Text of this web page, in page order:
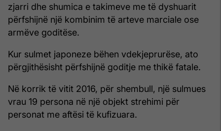
zjarri dhe shumica e takimeve me të dyshuarit
përfshijnë një kombinim të arteve marciale ose
armëve goditëse.
Kur sulmet japoneze bëhen vdekjeprurëse, ato
përgjithësisht përfshijnë goditje me thikë fatale.
Në korrik të vitit 2016, për shembull, një sulmues
vrau 19 persona në një objekt strehimi për
personat me aftësi të kufizuara.